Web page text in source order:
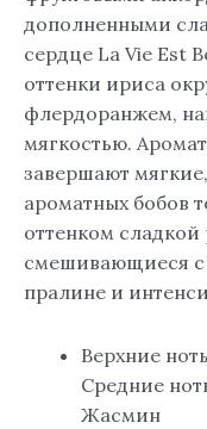
дополненными
сердце La Vie Est
оттенки ириса
флердоранжем,
мягкостью.
завершают
ароматных бобов
оттенком
смешивающиеся с
пралине и
Верхние
Средние
Жасмин